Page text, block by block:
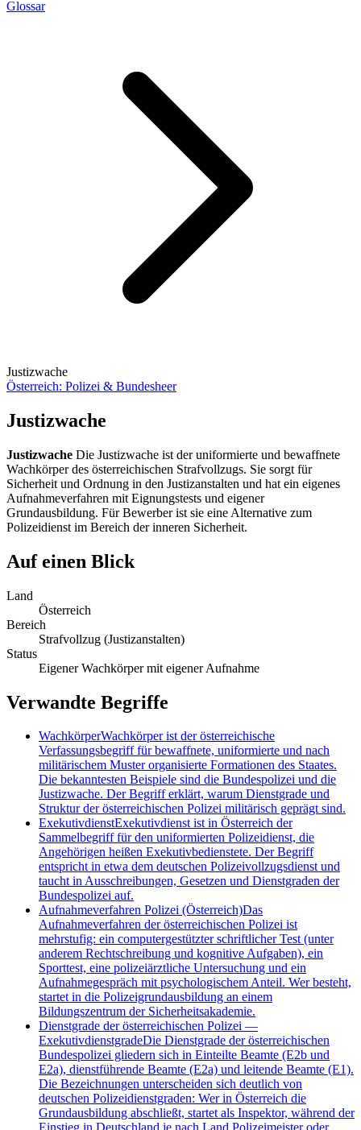
Glossar
Justizwache
Österreich: Polizei & Bundesheer
Justizwache
Justizwache Die Justizwache ist der uniformierte und bewaffnete
Wachkörper des österreichischen Strafvollzugs. Sie sorgt für
Sicherheit und Ordnung in den Justizanstalten und hat ein eigenes
Aufnahmeverfahren mit Eignungstests und eigener
Grundausbildung. Für Bewerber ist sie eine Alternative zum
Polizeidienst im Bereich der inneren Sicherheit.
Auf einen Blick
Land
Österreich
Bereich
Strafvollzug (Justizanstalten)
Status
Eigener Wachkörper mit eigener Aufnahme
Verwandte Begriffe
WachkörperWachkörper ist der österreichische
Verfassungsbegriff für bewaffnete, uniformierte und nach
militärischem Muster organisierte Formationen des Staates.
Die bekanntesten Beispiele sind die Bundespolizei und die
Justizwache. Der Begriff erklärt, warum Dienstgrade und
Struktur der österreichischen Polizei militärisch geprägt sind.
ExekutivdienstExekutivdienst ist in Österreich der
Sammelbegriff für den uniformierten Polizeidienst, die
Angehörigen heißen Exekutivbedienstete. Der Begriff
entspricht in etwa dem deutschen Polizeivollzugsdienst und
taucht in Ausschreibungen, Gesetzen und Dienstgraden der
Bundespolizei auf.
Aufnahmeverfahren Polizei (Österreich)Das
Aufnahmeverfahren der österreichischen Polizei ist
mehrstufig: ein computergestützter schriftlicher Test (unter
anderem Rechtschreibung und kognitive Aufgaben), ein
Sporttest, eine polizeiärztliche Untersuchung und ein
Aufnahmegespräch mit psychologischem Anteil. Wer besteht,
startet in die Polizeigrundausbildung an einem
Bildungszentrum der Sicherheitsakademie.
Dienstgrade der österreichischen Polizei —
ExekutivdienstgradeDie Dienstgrade der österreichischen
Bundespolizei gliedern sich in Einteilte Beamte (E2b und
E2a), dienstführende Beamte (E2a) und leitende Beamte (E1).
Die Bezeichnungen unterscheiden sich deutlich von
deutschen Polizeidienstgraden: Wer in Österreich die
Grundausbildung abschließt, startet als Inspektor, während der